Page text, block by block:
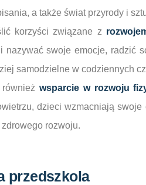
a także świat przyrody i
korzyści związane z
nazywać swoje emocje, radzić
samodzielne w codziennych
równieżwsparcie w rozwoju
dzieci wzmacniają
rozwoju.
przedszkola